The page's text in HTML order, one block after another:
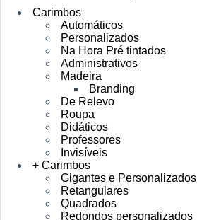
Carimbos
Automáticos
Personalizados
Na Hora Pré tintados
Administrativos
Madeira
Branding
De Relevo
Roupa
Didáticos
Professores
Invisíveis
+ Carimbos
Gigantes e Personalizados
Retangulares
Quadrados
Redondos personalizados